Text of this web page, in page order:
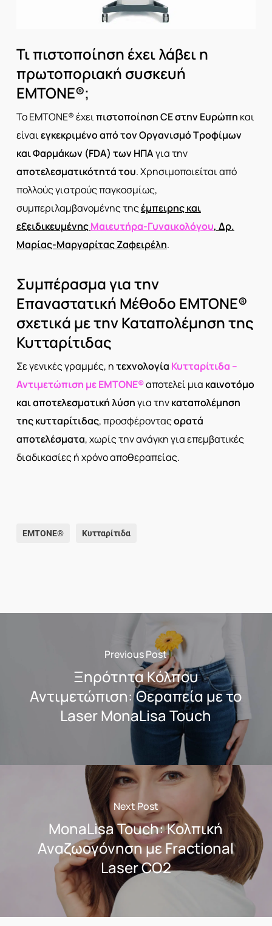
Τι πιστοποίηση έχει λάβει η
πρωτοποριακή συσκευή
EMTONE®;
Το EMTONE® έχειπιστοποίηση CE στην Ευρώπη και
είναιεγκεκριμένο από τον Οργανισμό Τροφίμων
και Φαρμάκων (FDA) των ΗΠΑγια την
αποτελεσματικότητάτου. Χρησιμοποιείται από
πολλούς γιατρούς παγκοσμίως,
συμπεριλαμβανομένης τηςέμπειρης και
εξειδικευμένηςΜαιευτήρα-Γυναικολόγου, Δρ.
Μαρίας-Μαργαρίτας Ζαφειρέλη.
Συμπέρασμα για την
Επαναστατική Μέθοδο EMTONE®
σχετικά με την Καταπολέμηση της
Κυτταρίτιδας
Σε γενικές γραμμές, ητεχνολογία Κυτταρίτιδα –
Αντιμετώπιση με EMTONE®αποτελεί μια καινοτόμο
και αποτελεσματική λύσηγια τηνκαταπολέμηση
της κυτταρίτιδας, προσφέρονταςορατά
αποτελέσματα, χωρίς την ανάγκη για επεμβατικές
διαδικασίες ή χρόνο αποθεραπείας.
EMTONE® Κυτταρίτιδα
Previous Post
Ξηρότητα Κόλπου
Αντιμετώπιση: Θεραπεία με το
Laser MonaLisa Touch
Next Post
MonaLisa Touch: Κολπική
Αναζωογόνηση με Fractional
Laser CO2